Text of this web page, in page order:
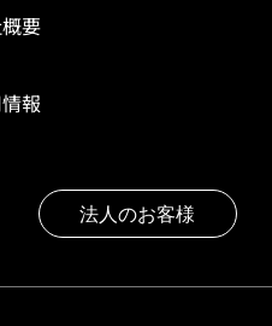
要
報
法人のお客様